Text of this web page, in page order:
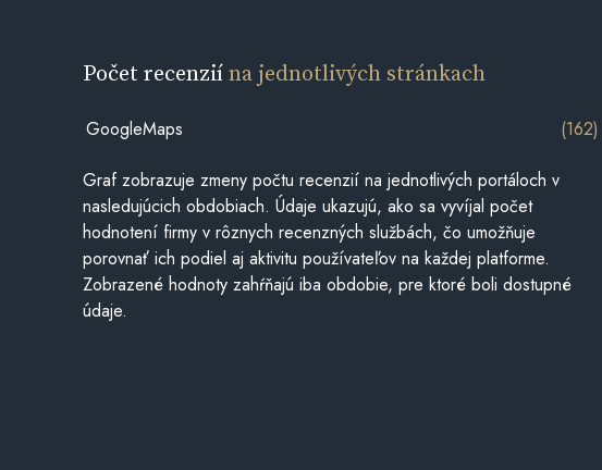
Počet recenziína jednotlivých stránkach
GoogleMaps (162)
Graf zobrazuje zmeny počtu recenzií na jednotlivých portáloch v
nasledujúcich obdobiach. Údaje ukazujú, ako sa vyvíjal počet
hodnotení firmy v rôznych recenzných službách, čo umožňuje
porovnať ich podiel aj aktivitu používateľov na každej platforme.
Zobrazené hodnoty zahŕňajú iba obdobie, pre ktoré boli dostupné
údaje.